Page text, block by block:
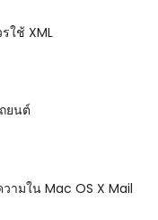
ใช้ XML
ยนต์
ามใน Mac OS X Mail